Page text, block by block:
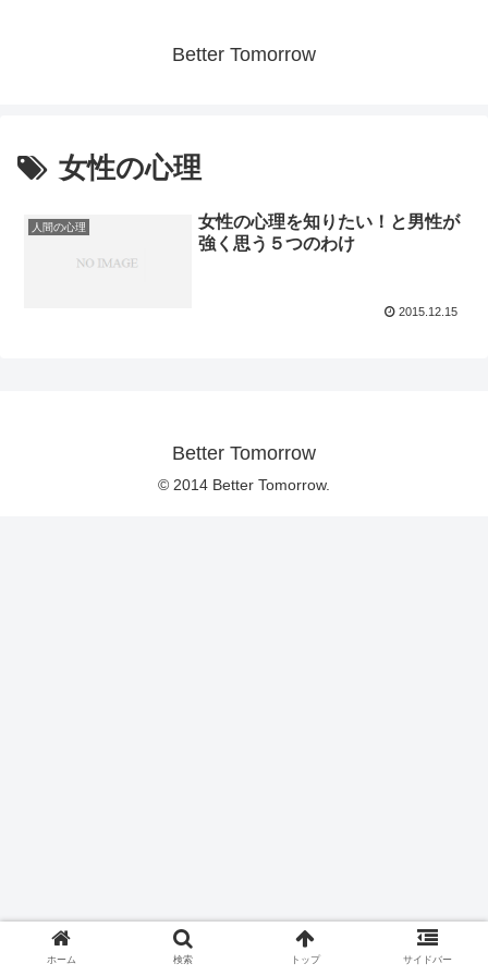
Better Tomorrow
女性の心理
人間の心理
女性の心理を知りたい！と男性が
強く思う５つのわけ
2015.12.15
Better Tomorrow
© 2014 Better Tomorrow.
ホーム 検索 トップ サイドバー